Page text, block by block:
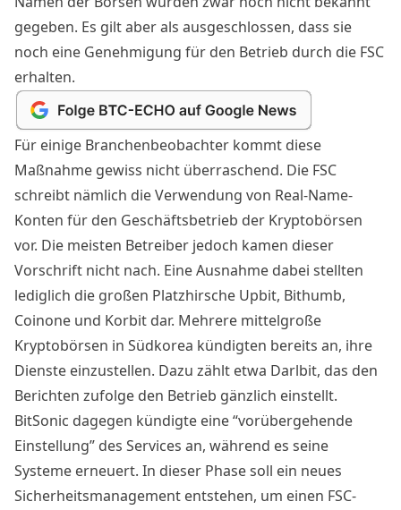
gegeben. Es gilt aber als ausgeschlossen, dass sie
noch eine Genehmigung für den Betrieb durch die FSC
erhalten.
Für einige Branchenbeobachter kommt diese
Maßnahme gewiss nicht überraschend. Die FSC
schreibt nämlich die Verwendung von Real-Name-
Konten für den Geschäftsbetrieb der Kryptobörsen
vor. Die meisten Betreiber jedoch kamen dieser
Vorschrift nicht nach. Eine Ausnahme dabei stellten
lediglich die großen Platzhirsche Upbit, Bithumb,
Coinone und Korbit dar. Mehrere mittelgroße
Kryptobörsen in Südkorea kündigten bereits an, ihre
Dienste einzustellen. Dazu zählt etwa Darlbit, das den
Berichten zufolge den Betrieb gänzlich einstellt.
BitSonic dagegen kündigte eine “vorübergehende
Einstellung” des Services an, während es seine
Systeme erneuert. In dieser Phase soll ein neues
Sicherheitsmanagement entstehen, um einen FSC-